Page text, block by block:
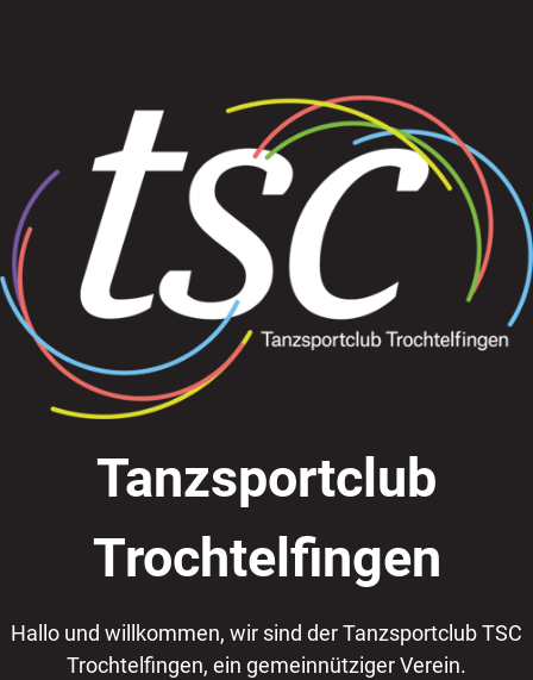
Tanzsportclub
Trochtelfingen
Hallo und willkommen, wir sind der Tanzsportclub TSC
Trochtelfingen, ein gemeinnütziger Verein.